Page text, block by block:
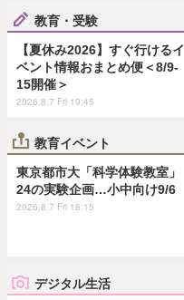
教育・受験
【夏休み2026】すぐ行けるイ
ベント情報おまとめ便＜8/9-
15開催＞
2026.8.7 Fri 19:45
教育イベント
東京都市大「科学体験教室」
24の実験企画…小中向け9/6
2026.8.7 Fri 18:15
デジタル生活